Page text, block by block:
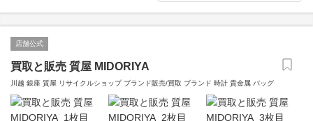
店舗公式
買取と販売 質屋 MIDORIYA
川越 銀座 質屋 リサイクルショップ ブランド販売/買取 ブランド 時計 貴金属 バッグ